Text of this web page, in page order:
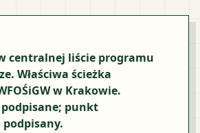
centralnej liście programu
Właściwa ścieżka
w Krakowie.
punkt